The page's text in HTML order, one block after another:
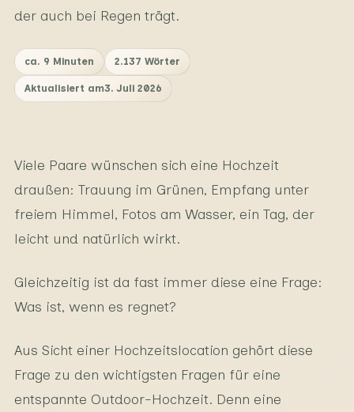
der auch bei Regen trägt.
ca. 9 Minuten 2.137 Wörter
Aktualisiert am3. Juli 2026
Viele Paare wünschen sich eine Hochzeit
draußen: Trauung im Grünen, Empfang unter
freiem Himmel, Fotos am Wasser, ein Tag, der
leicht und natürlich wirkt.
Gleichzeitig ist da fast immer diese eine Frage:
Was ist, wenn es regnet?
Aus Sicht einer Hochzeitslocation gehört diese
Frage zu den wichtigsten Fragen für eine
entspannte Outdoor-Hochzeit. Denn eine